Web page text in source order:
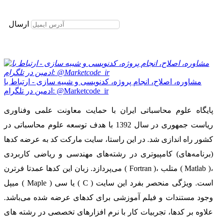
ارسال
مشاوره، اصلاح، انجام پروژه، کدنویسی و شبیه سازی - ارتباط با
ادمین در تلگرام: @Marketcode_ir
پایگاه علوم محاسباتی ایران با حمایت معاونت علمی وفناوری
ریاست جمهوری در سال 1392 با هدف توسعه علوم محاسباتی در
کشور راه اندازی شد. در این راستا، سایت مارکت کد به عرضه کدها
(برنامه‌های) کامپیوتری در رشته‌های مهندسی و ریاضی کاربردی
می‌پردازد. زبان این کدها عمدتا فرترن ( Fortran )، متلب ( Matlab )،
میپل ( Maple ) یا سی ( C ) است. ویژگی منحصر بفرد این سایت
وجود مستندات و فیلم آموزشی برای کدهای عرضه شده می‌باشد.
علاوه بر کدها، تجربیات کار با نرم افزارهای تخصصی در رشته های